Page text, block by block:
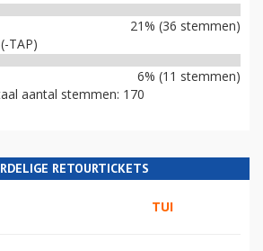
21% (36 stemmen)
TAP)
6% (11 stemmen)
aantal stemmen: 170
RETOURTICKETS
TUI